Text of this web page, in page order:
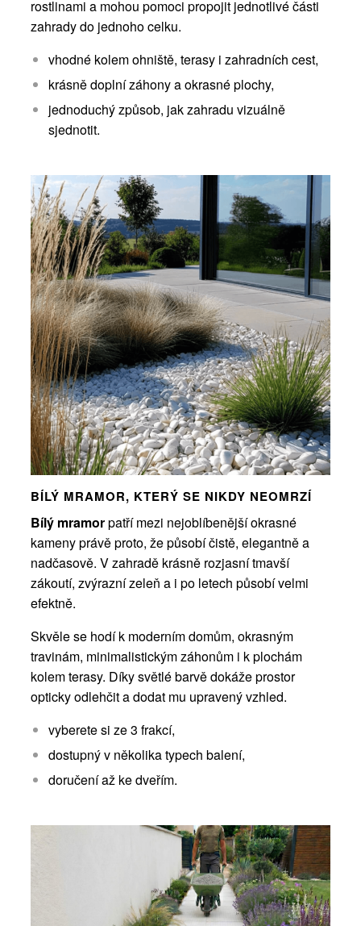
rostlinami a mohou pomoci propojit jednotlivé části
zahrady do jednoho celku.
vhodné kolem ohniště, terasy i zahradních cest,
krásně doplní záhony a okrasné plochy,
jednoduchý způsob, jak zahradu vizuálně
sjednotit.
BÍLÝ MRAMOR, KTERÝ SE NIKDY NEOMRZÍ
Bílý mramorpatří mezi nejoblíbenější okrasné
kameny právě proto, že působí čistě, elegantně a
nadčasově. V zahradě krásně rozjasní tmavší
zákoutí, zvýrazní zeleň a i po letech působí velmi
efektně.
Skvěle se hodí k moderním domům, okrasným
travinám, minimalistickým záhonům i k plochám
kolem terasy. Díky světlé barvě dokáže prostor
opticky odlehčit a dodat mu upravený vzhled.
vyberete si ze 3 frakcí,
dostupný v několika typech balení,
doručení až ke dveřím.